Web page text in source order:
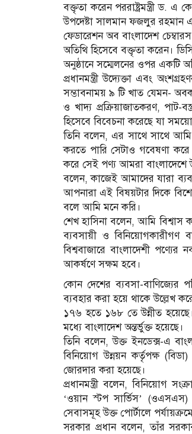
বক্তৃতা করেন পররাষ্ট্রমন্ত্রী ড. এ
উপদেষ্টা সালমান ফজলুর রহমান
ফেডারেশন অব বাংলাদেশ
অতিথি হিসেবে বক্তৃতা করেন।
অনুষ্ঠানে সম্মেলনের ওপর একটি
প্রধানমন্ত্রী উদ্যেক্তা এবং
সম্ভাবনাময় ৯ টি খাত যেমন-
ও খাদ্য প্রক্রিয়াজাতকরণ, পাট-
হিসেবে বিবেচনা করেছে যা
তিনি বলেন, এর সাথে সাথে
করতে পারি সেটাও গবেষণা
করে সেই পণ্য আমরা বাংলাদেশে
বলেন, কাজেই আমাদের যারা
আপনারা এই বিষয়টার দিকে
বলে আমি মনে করি।
শেখ হাসিনা বলেন, আমি বিশ্বাস
ব্যবসায়ী ও বিনিয়োগকারীগণ
বিশ্ববাজারে বাংলাদেশী পণ্যের
আকর্ষণে সক্ষম হবে।
কোন দেশের ব্যবসা-বাণিজ্যের
ব্যবহার করা হয়ে থাকে উল্লেখ
১৭৬ হতে ১৬৮ তে উন্নীত হয়েছে।
মধ্যে বাংলাদেশ অন্তর্ভুক্ত হয়েছে।
তিনি বলেন, উক্ত ইনডেক্স-এ
বিনিয়োগ উন্নয়ন কর্তৃপক্ষ
জোরদার করা হয়েছে।
প্রধানমন্ত্রী বলেন, বিনিয়োগ
‘ওয়ান স্টপ সার্ভিস’ (ওএসএস)
সেবাসমূহ উক্ত পোর্টালে
সরকার প্রধান বলেন, তাঁর